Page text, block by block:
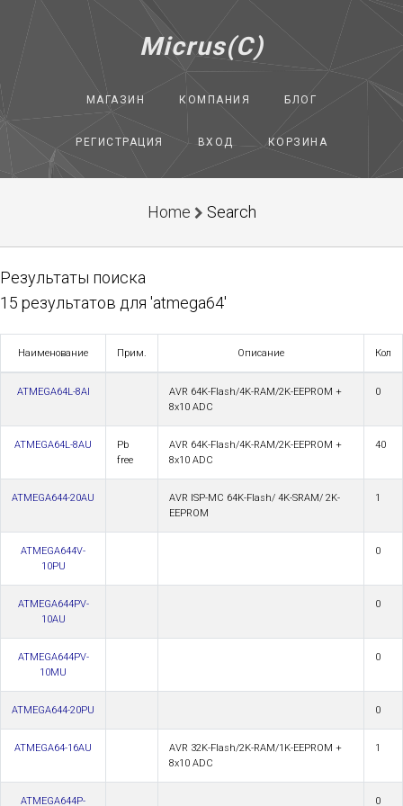
Micrus(C)
МАГАЗИН КОМПАНИЯ БЛОГ
РЕГИСТРАЦИЯ ВХОД КОРЗИНА
Home Search
Результаты поиска
15 результатов для 'atmega64'
Наименование Прим. Описание Кол
ATMEGA64L-8AI
AVR 64K-Flash/4K-RAM/2K-EEPROM +
8x10 ADC
0
ATMEGA64L-8AU
Pb
free
AVR 64K-Flash/4K-RAM/2K-EEPROM +
8x10 ADC
40
ATMEGA644-20AU
AVR ISP-MC 64K-Flash/ 4K-SRAM/ 2K-
EEPROM
1
ATMEGA644V-
10PU
0
ATMEGA644PV-
10AU
0
ATMEGA644PV-
10MU
0
ATMEGA644-20PU 0
ATMEGA64-16AU
AVR 32K-Flash/2K-RAM/1K-EEPROM +
8x10 ADC
1
ATMEGA644P- 0